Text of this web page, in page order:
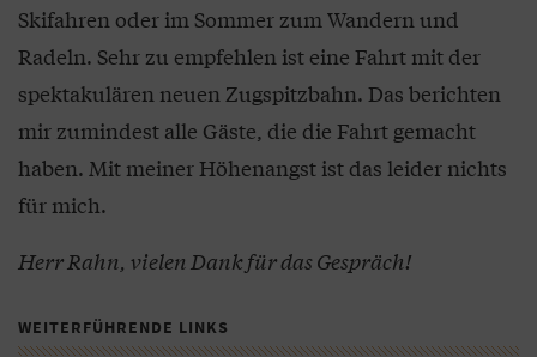
Skifahren oder im Sommer zum Wandern und
Radeln. Sehr zu empfehlen ist eine Fahrt mit der
spektakulären neuen Zugspitzbahn. Das berichten
mir zumindest alle Gäste, die die Fahrt gemacht
haben. Mit meiner Höhenangst ist das leider nichts
für mich.
Herr Rahn, vielen Dank für das Gespräch!
WEITERFÜHRENDE LINKS